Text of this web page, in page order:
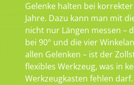
Gelenke halten bei
Jahre. Dazu kann man mit
nicht nur Längen messen –
bei 90° und die vier
allen Gelenken – ist der
flexibles Werkzeug, was in
Werkzeugkasten fehlen darf.